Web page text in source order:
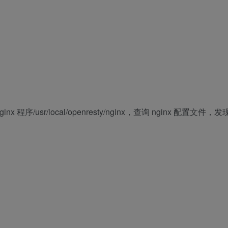
程序/usr/local/openresty/nginx，查询 nginx 配置文件，发